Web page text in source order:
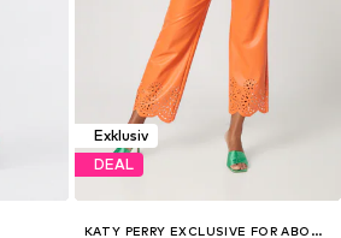
Exklusiv
DEAL
KATY PERRY EXCLUSIVE FOR ABOUT YOU